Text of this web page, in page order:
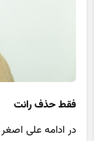
فقط حذف رانت
در ادامه علی
گفت: اگر دولت